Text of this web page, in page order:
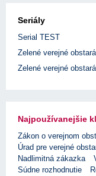
Seriály
Serial TEST
Zelené verejné
Zelené verejné
Najpoužívanejšie
Zákon o verejnom
Úrad pre verejné
Nadlimitná zákazka
Súdne rozhodnutie